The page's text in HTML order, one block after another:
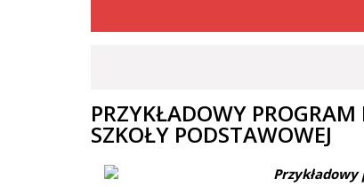
PRZYKŁADOWY
SZKOŁY PODSTAWOWEJ